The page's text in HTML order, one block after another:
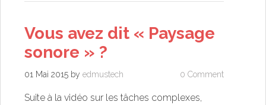
Vous avez dit « Paysage
sonore » ?
01 Mai 2015 by edmustech 0 Comment
Suite à la vidéo sur les tâches complexes,